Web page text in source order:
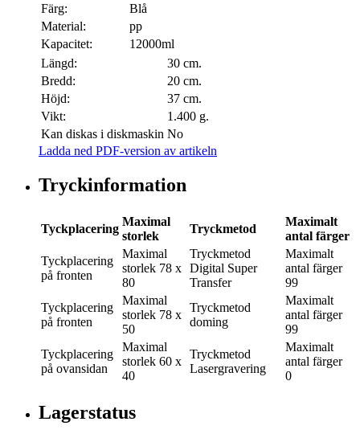
Färg:
Blå
Material:
pp
Kapacitet:
12000ml
Längd:
30 cm.
Bredd:
20 cm.
Höjd:
37 cm.
Vikt:
1.400 g.
Kan diskas i diskmaskin No
Ladda ned PDF-version av artikeln
Tryckinformation
Tyckplacering
Maximal
storlek
Tryckmetod
Maximalt
antal färger
Tyckplacering
på fronten
Maximal
storlek 78 x
80
Tryckmetod
Digital Super
Transfer
Maximalt
antal färger
99
Tyckplacering
på fronten
Maximal
storlek 78 x
50
Tryckmetod
doming
Maximalt
antal färger
99
Tyckplacering
på ovansidan
Maximal
storlek 60 x
40
Tryckmetod
Lasergravering
Maximalt
antal färger
0
Lagerstatus